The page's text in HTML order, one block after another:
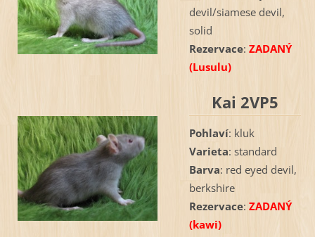
devil/siamese devil,
solid
Rezervace: ZADANÝ
(Lusulu)
Kai 2VP5
Pohlaví: kluk
Varieta: standard
Barva: red eyed devil,
berkshire
Rezervace: ZADANÝ
(kawi)